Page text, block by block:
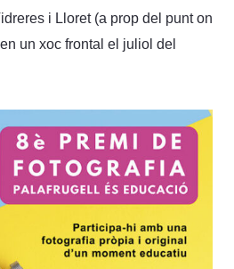
i Lloret (a prop del punt on
un xoc frontal el juliol del